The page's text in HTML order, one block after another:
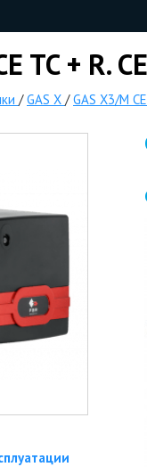
TC + R.
/GAS X /GAS X3/M